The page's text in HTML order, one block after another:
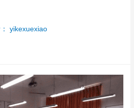
yikexuexiao